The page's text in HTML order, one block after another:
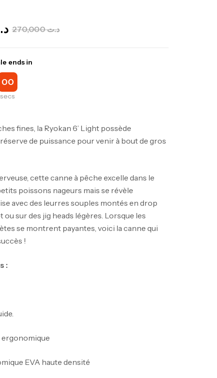
د.ت270,000
ends in
00
secs
fines, la Ryokan 6’ Light possède
de puissance pour venir à bout de gros
cette canne à pêche excelle dans le
poissons nageurs mais se révèle
avec des leurres souples montés en drop
sur des jig heads légères. Lorsque les
se montrent payantes, voici la canne qui
!
:
EVA haute densité
Jigging Sunset Massive Attack
,Jigging